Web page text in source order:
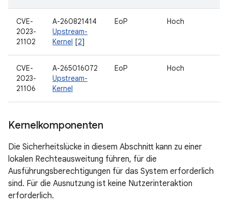
CVE-
2023-
21102
A-260821414
Upstream-
Kernel [2]
EoP Hoch
CVE-
2023-
21106
A-265016072
Upstream-
Kernel
EoP Hoch
Kernelkomponenten
Die Sicherheitslücke in diesem Abschnitt kann zu einer
lokalen Rechteausweitung führen, für die
Ausführungsberechtigungen für das System erforderlich
sind. Für die Ausnutzung ist keine Nutzerinteraktion
erforderlich.